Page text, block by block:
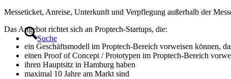
Suche
Messeticket, Anreise, Unterkunft und Verpflegung außerhalb der
Das Angebot richtet sich an Proptech-Startups, die:
ein Geschäftsmodell im Proptech-Bereich vorweisen können,
einen Proof of Concept / Prototypen im Proptech-Bereich
ihren Hauptsitz in Hamburg haben
maximal 10 Jahre am Markt sind